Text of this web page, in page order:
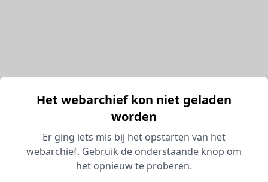
Het webarchief kon niet geladen
worden
Er ging iets mis bij het opstarten van het
webarchief. Gebruik de onderstaande knop om
het opnieuw te proberen.